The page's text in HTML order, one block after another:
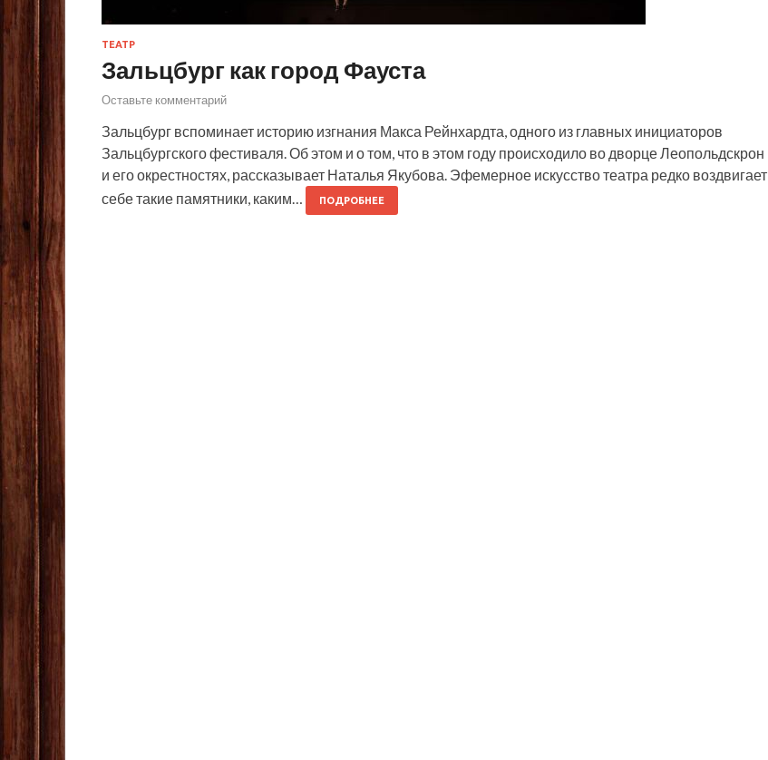
ТЕАТР
Зальцбург как город Фауста
Оставьте комментарий
Зальцбург вспоминает историю изгнания Макса Рейнхардта, одного из главных инициаторов
Зальцбургского фестиваля. Об этом и о том, что в этом году происходило во дворце Леопольдскрон
и его окрестностях, рассказывает Наталья Якубова. Эфемерное искусство театра редко воздвигает
себе такие памятники, каким…
ПОДРОБНЕЕ